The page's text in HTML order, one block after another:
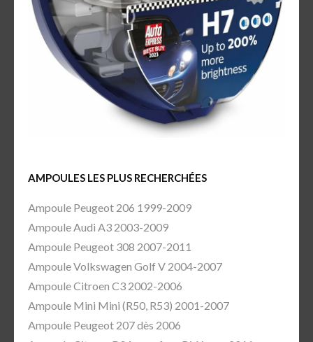
AMPOULES LES PLUS RECHERCHÉES
Ampoule Peugeot 206 1999-2009
Ampoule Audi A3 2003-2009
Ampoule Peugeot 308 2007-2011
Ampoule Volkswagen Golf V 2004-2007
Ampoule Citroen C3 2002-2006
Ampoule Mini Mini (R50, R53) 2001-2007
Ampoule Peugeot 207 dès 2006